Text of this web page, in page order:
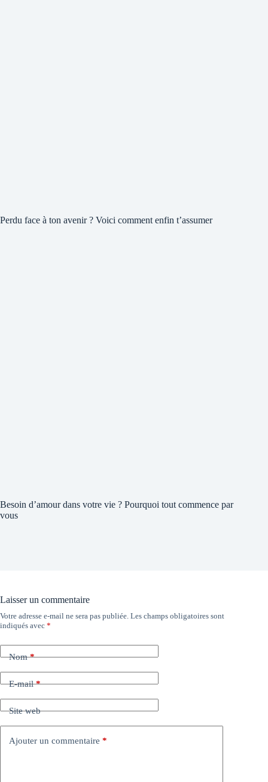
Perdu face à ton avenir ? Voici comment enfin t’assumer
Besoin d’amour dans votre vie ? Pourquoi tout commence par
vous
Laisser un commentaire
Votre adresse e-mail ne sera pas publiée. Les champs obligatoires sont
indiqués avec *
Nom*
E-mail*
Site web
Ajouter un commentaire *